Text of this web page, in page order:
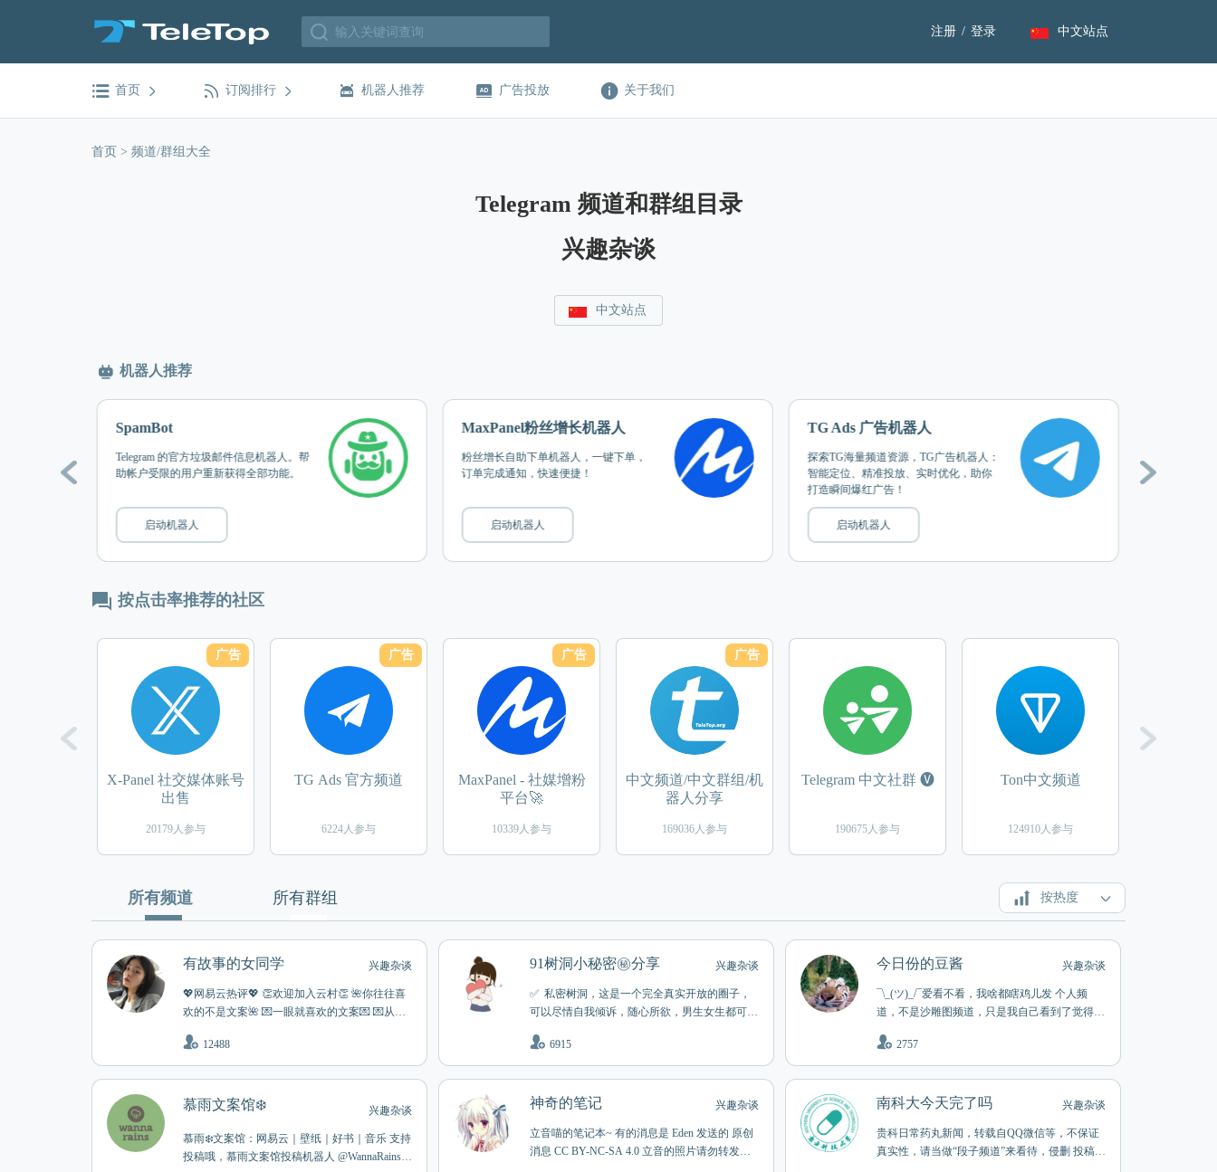
注册 / 登录 中文站点
首页 订阅排行 机器人推荐 广告投放 关于我们
首页 > 频道/群组大全
Telegram 频道和群组目录
兴趣杂谈
中文站点
机器人推荐
SpamBot
Telegram 的官方垃圾邮件信息机器人。帮
助帐户受限的用户重新获得全部功能。
启动机器人
MaxPanel粉丝增长机器人
粉丝增长自助下单机器人，一键下单，
订单完成通知，快速便捷！
启动机器人
TG Ads 广告机器人
探索TG海量频道资源，TG广告机器人：
智能定位、精准投放、实时优化，助你
打造瞬间爆红广告！
启动机器人
频道和群组
按点击率推荐的社区
X-Panel 社交媒体账号
出售
20179人参与
广告
TG Ads 官方频道
6224人参与
广告
MaxPanel - 社媒增粉
平台🚀
10339人参与
广告
中文频道/中文群组/机
器人分享
169036人参与
广告
Telegram 中文社群 🅥
190675人参与
Ton中文频道
124910人参与
所有频道 所有群组 按热度
有故事的女同学 兴趣杂谈
💖网易云热评💖 👏欢迎加入云村👏 🌺你往往喜
欢的不是文案🌺 💌一眼就喜欢的文案💌 💌从来
的文案万里挑一💌 💌总有一句治愈系💌 💌能够
说到你的心坎里💌 🈲如有打扰请关闭消息通知
2244
12488
91树洞小秘密㊙️分享 兴趣杂谈
✅ 私密树洞，这是一个完全真实开放的圈子，
可以尽情自我倾诉，随心所欲，男生女生都可以
友自拍，淫妻良家，成人性爱技巧，绿帽偷情，
约炮一夜情，闷骚娇妻，暧昧同事，楼凤会所按
表达内心真实想法，突破成人私密，畅所欲言真
6915
今日份的豆酱 兴趣杂谈
¯\_(ツ)_/¯爱看不看，我啥都瞎鸡儿发 个人频
道，不是沙雕图频道，只是我自己看到了觉得好
评论区禁止键政，禁止侮辱性发言 发新闻不一
定经过证实，假新闻可以在评论里说嗷 不会发
看，部分图片可能掉 SAN 频道群： @today_bea
2757
慕雨文案馆❄️ 兴趣杂谈
慕雨❄️文案馆：网易云｜壁纸｜好书｜音乐 支持
投稿哦，慕雨文案馆投稿机器人 @WannaRainsbo
神奇的笔记 兴趣杂谈
立音喵的笔记本~ 有的消息是 Eden 发送的 原创
消息 CC BY-NC-SA 4.0 立音的照片请勿转发至 T
南科大今天完了吗 兴趣杂谈
贵科日常药丸新闻，转载自QQ微信等，不保证
真实性，请当做“段子频道”来看待，侵删 投稿bo